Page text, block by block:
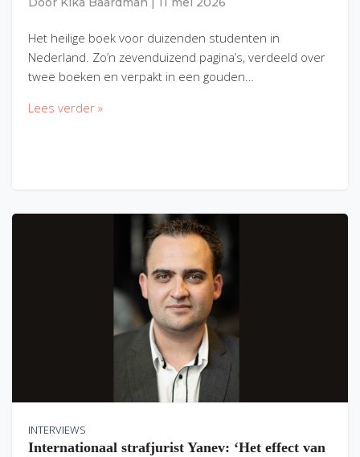
Het heilige boek voor duizenden studenten in
Nederland. Zo’n zevenduizend pagina’s, verdeeld over
twee boeken en verpakt in een gouden…
Lees verder »
INTERVIEWS
Internationaal strafjurist Yanev: ‘Het effect van